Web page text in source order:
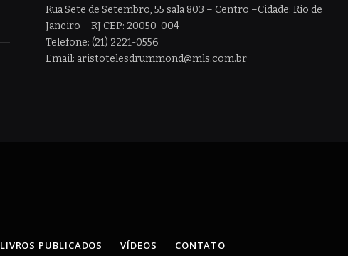
Rua Sete de Setembro, 55 sala 803 – Centro –Cidade: Rio de
Janeiro – RJ CEP: 20050-004
Telefone: (21) 2221-0556
Email: aristotelesdrummond@mls.com.br
LIVROS PUBLICADOS VÍDEOS CONTATO